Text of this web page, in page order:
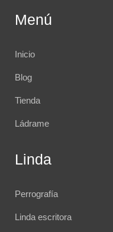
Menú
Inicio
Blog
Tienda
Ládrame
Linda
Perrografía
Linda escritora